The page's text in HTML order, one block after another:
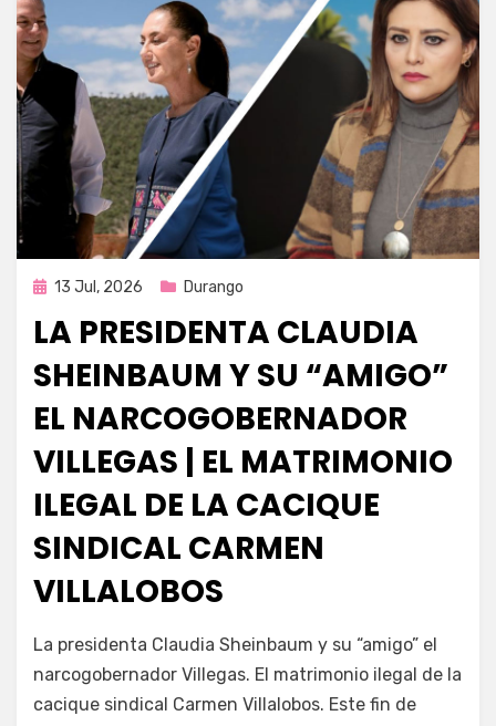
Publicada
13 Jul, 2026 Durango
LA PRESIDENTA CLAUDIA
SHEINBAUM Y SU “AMIGO”
EL NARCOGOBERNADOR
VILLEGAS | EL MATRIMONIO
ILEGAL DE LA CACIQUE
SINDICAL CARMEN
VILLALOBOS
Fernando Miranda Servín
La presidenta Claudia Sheinbaum y su “amigo” el
narcogobernador Villegas. El matrimonio ilegal de la
cacique sindical Carmen Villalobos. Este fin de